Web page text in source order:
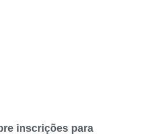
inscrições para